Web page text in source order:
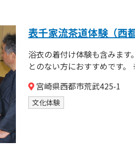
表千家流茶道体験（西都
浴衣の着付け体験も含みま
とのない方におすすめです
宮崎県西都市荒武425-1
文化体験